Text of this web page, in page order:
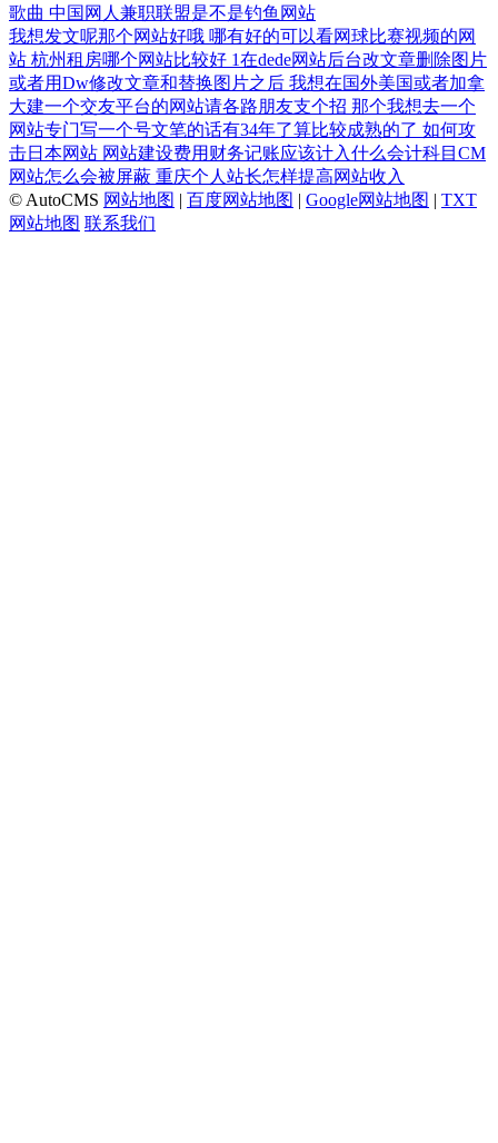
歌曲 中国网人兼职联盟是不是钓鱼网站
我想发文呢那个网站好哦 哪有好的可以看网球比赛视频的网
站 杭州租房哪个网站比较好 1在dede网站后台改文章删除图片
或者用Dw修改文章和替换图片之后 我想在国外美国或者加拿
大建一个交友平台的网站请各路朋友支个招 那个我想去一个
网站专门写一个号文笔的话有34年了算比较成熟的了 如何攻
击日本网站 网站建设费用财务记账应该计入什么会计科目CM
网站怎么会被屏蔽 重庆个人站长怎样提高网站收入
© AutoCMS 网站地图 | 百度网站地图 | Google网站地图 | TXT
网站地图 联系我们